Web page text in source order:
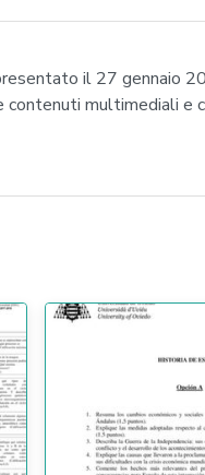
il 27 gennaio
multimediali e